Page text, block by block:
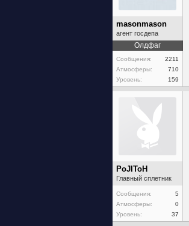
masonmason
агент госдепа
Олдфаг
Сообщения:
2211
Атмосферы:
710
Уровень:
159
PoJIToH
Главный сплетник
Сообщения:
5
Атмосферы:
0
Уровень:
37